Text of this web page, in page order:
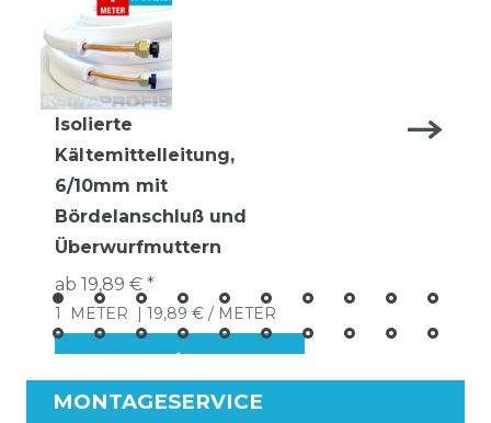
Isolierte
Kältemittelleitung,
6/10mm mit
Bördelanschluß und
Überwurfmuttern
ab 19,89 € *
1 METER | 19,89 € / METER
MONTAGESERVICE